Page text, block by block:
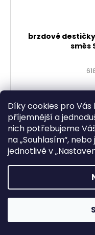
Díky cookies pro
příjemnější a
nich potřebujeme
na „Souhlasím“,
jednotlivě v „
brzdové
směs
Prémiová značka
nejpoužívanější
perfektní